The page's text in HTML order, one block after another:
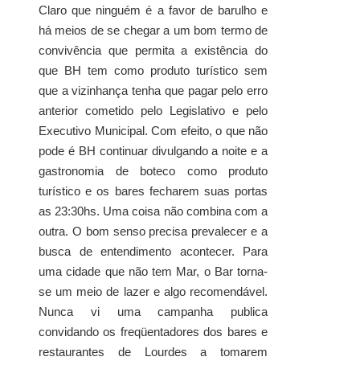
Claro que ninguém é a favor de barulho e
há meios de se chegar a um bom termo de
convivência que permita a existência do
que BH tem como produto turístico sem
que a vizinhança tenha que pagar pelo erro
anterior cometido pelo Legislativo e pelo
Executivo Municipal. Com efeito, o que não
pode é BH continuar divulgando a noite e a
gastronomia de boteco como produto
turístico e os bares fecharem suas portas
as 23:30hs. Uma coisa não combina com a
outra. O bom senso precisa prevalecer e a
busca de entendimento acontecer. Para
uma cidade que não tem Mar, o Bar torna-
se um meio de lazer e algo recomendável.
Nunca vi uma campanha publica
convidando os freqüentadores dos bares e
restaurantes de Lourdes a tomarem